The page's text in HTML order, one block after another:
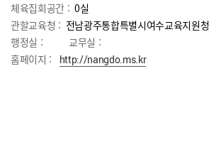
체육집회공간 : 0실
관할교육청 : 전남광주통합특별시여수교육지원청
행정실 :
교무실 :
홈페이지 :
http://nangdo.ms.kr